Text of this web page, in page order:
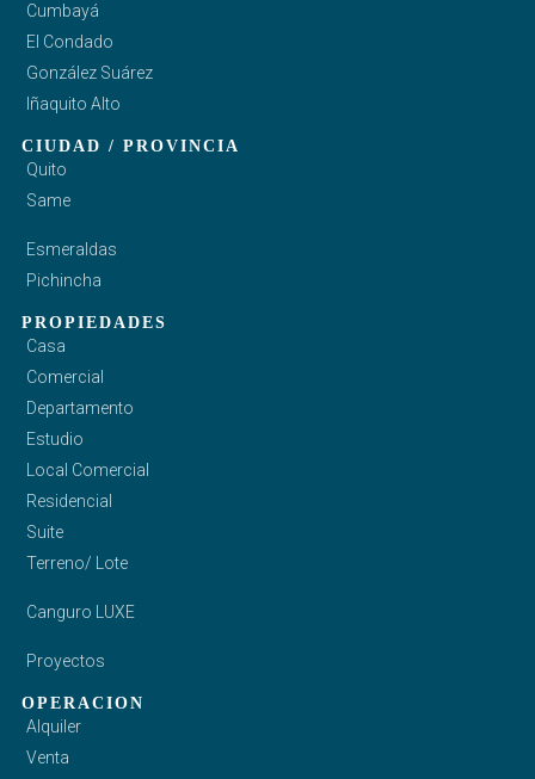
Cumbayá
El Condado
González Suárez
Iñaquito Alto
CIUDAD / PROVINCIA
Quito
Same
Esmeraldas
Pichincha
PROPIEDADES
Casa
Comercial
Departamento
Estudio
Local Comercial
Residencial
Suite
Terreno/ Lote
Canguro LUXE
Proyectos
OPERACION
Alquiler
Venta